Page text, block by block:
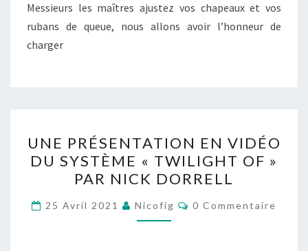
Messieurs les maîtres ajustez vos chapeaux et vos
rubans de queue, nous allons avoir l’honneur de
charger
PRÉSENTATION
EN
VIDÉO
DU
SYSTÈME
UNE PRÉSENTATION EN VIDÉO
DU SYSTÈME « TWILIGHT OF »
PAR NICK DORRELL
25 Avril 2021 Nicofig Commentaires
0 Commentaire